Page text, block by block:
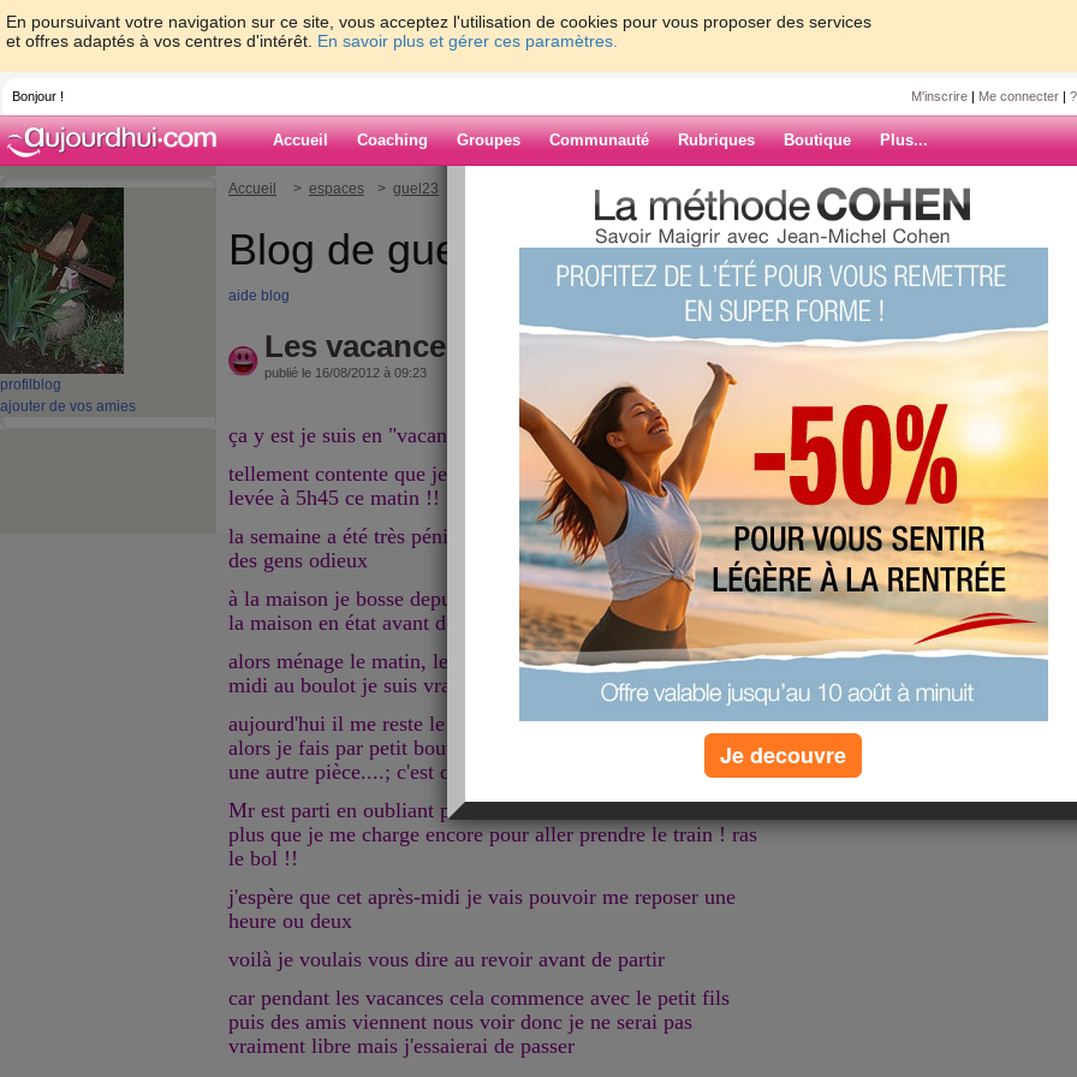
En poursuivant votre navigation sur ce site, vous acceptez l'utilisation de cookies pour vous proposer des services
et offres adaptés à vos centres d'intérêt. En savoir plus et gérer ces paramètres.
Bonjour ! M'inscrire | Me connecter |
Accueil Coaching Groupes Communauté Rubriques Boutique Plus...
profil blog
ajouter de vos amies
Accueil > espaces > guel23 > Les vacances sont là !!
Blog de guel23
aide blog
Les vacances sont là !!
publié le 16/08/2012 à 09:23
ça y est je suis en "vacances" depuis hier soir !
tellement contente que je n'ai pas dormi de la nuit et du coup
levée à 5h45 ce matin !!
la semaine a été très pénible au boulot beaucoup de monde et
des gens odieux
à la maison je bosse depuis lundi matin non stop pour mettre
la maison en état avant de partir
alors ménage le matin, lessives et repassage PLUS l'après-
midi au boulot je suis vraiment très fatiguée !
aujourd'hui il me reste le plus dur à faire pour moi "les sols"
alors je fais par petit bout une pièce puis je fais autre chose et
une autre pièce....; c'est douloureux mais il faut que je finisse
Mr est parti en oubliant pas mal de choses il faut donc en
plus que je me charge encore pour aller prendre le train ! ras
le bol !!
j'espère que cet après-midi je vais pouvoir me reposer une
heure ou deux
voilà je voulais vous dire au revoir avant de partir
car pendant les vacances cela commence avec le petit fils
puis des amis viennent nous voir donc je ne serai pas
vraiment libre mais j'essaierai de passer
ARCHIVES
Je decouvre